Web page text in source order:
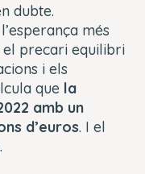
dubte.
més
el precari equilibri
i els
que la
amb un
d’euros. I el